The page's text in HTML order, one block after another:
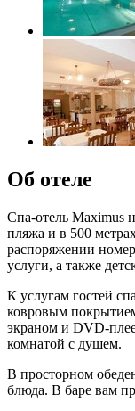
Об отеле
Спа-отель Maximus
пляжа и в 500
распоряжении
услуги, а также
К услугам гостей
ковровым
экраном и DVD-
комнатой с душем.
В просторном
блюда. В баре вам